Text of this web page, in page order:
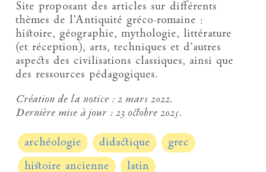
Site proposant des articles sur différents
thèmes de l’Antiquité gréco-romaine :
histoire, géographie, mythologie, littérature
(et réception), arts, techniques et d’autres
aspects des civilisations classiques, ainsi que
des ressources pédagogiques.
Création de la notice :2 mars 2022.
Dernière mise à jour :23 octobre 2025.
archéologie didactique
grec
histoire ancienne
latin